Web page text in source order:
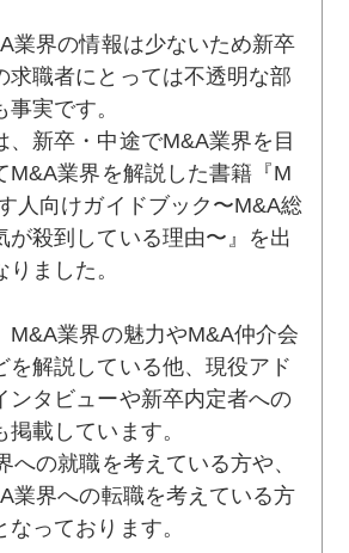
業界の情報は少ないため新卒
求職者にとっては不透明な部
実です。
、新卒・中途でM&A業界を目
M&A業界を解説した書籍『M
人向けガイドブック〜M&A総
が殺到している理由〜』を出
ました。
M&A業界の魅力やM&A仲介会
を解説している他、現役アド
ンタビューや新卒内定者への
載しています。
への就職を考えている方や、
業界への転職を考えている方
っております。